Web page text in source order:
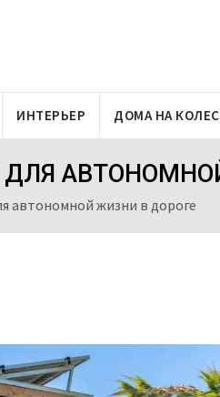
ИНТЕРЬЕР ДОМА НА
автономной жизни в дороге